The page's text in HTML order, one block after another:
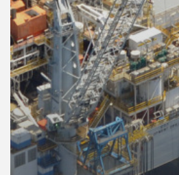
ข่าว
และ
กิจกรรม
เกี่ยว
กับ
เรา